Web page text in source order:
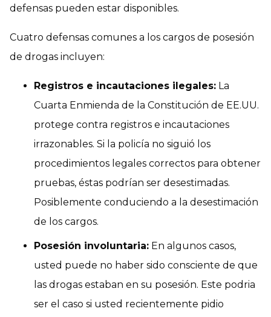
defensas pueden estar disponibles.
Cuatro defensas comunes a los cargos de posesión
de drogas incluyen:
Registros e incautaciones ilegales: La
Cuarta Enmienda de la Constitución de EE.UU.
protege contra registros e incautaciones
irrazonables. Si la policía no siguió los
procedimientos legales correctos para obtener
pruebas, éstas podrían ser desestimadas.
Posiblemente conduciendo a la desestimación
de los cargos.
Posesión involuntaria: En algunos casos,
usted puede no haber sido consciente de que
las drogas estaban en su posesión. Este podria
ser el caso si usted recientemente pidio